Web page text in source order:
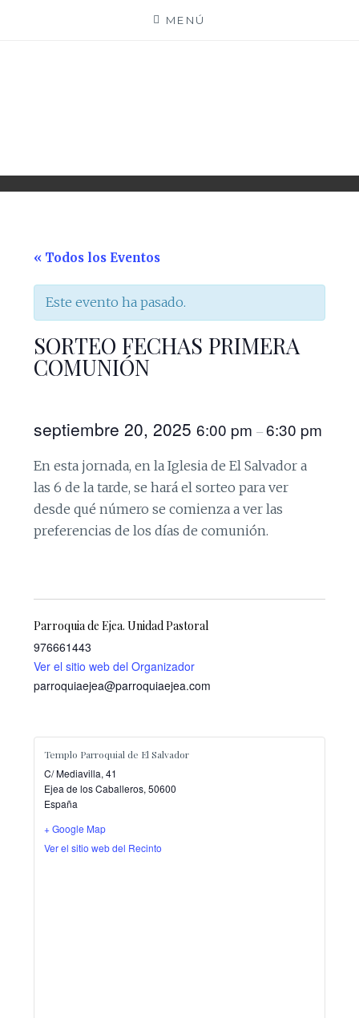
MENÚ
« Todos los Eventos
Este evento ha pasado.
SORTEO FECHAS PRIMERA
COMUNIÓN
septiembre 20, 20256:00 pm–6:30 pm
En esta jornada, en la Iglesia de El Salvador a
las 6 de la tarde, se hará el sorteo para ver
desde qué número se comienza a ver las
preferencias de los días de comunión.
Parroquia de Ejea. Unidad Pastoral
976661443
Ver el sitio web del Organizador
parroquiaejea@parroquiaejea.com
Templo Parroquial de El Salvador
C/ Mediavilla, 41
Ejea de los Caballeros, 50600
España
+ Google Map
Ver el sitio web del Recinto